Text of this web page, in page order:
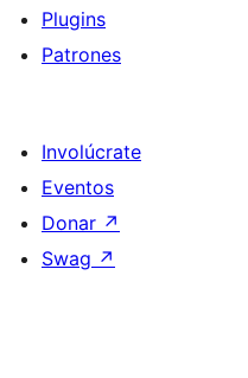
Plugins
Patrones
Involúcrate
Eventos
Donar ↗
Swag ↗